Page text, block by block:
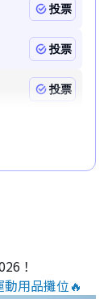
！
用品攤位🔥